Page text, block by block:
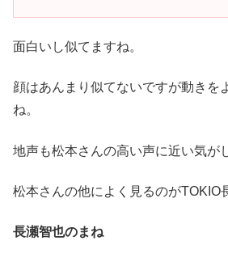
面白いし似てますね。
顔はあんまり似てないですが動きを
ね。
地声も松本さんの高い声に近い気が
松本さんの他によく見るのがTOKIO
長瀬智也のまね